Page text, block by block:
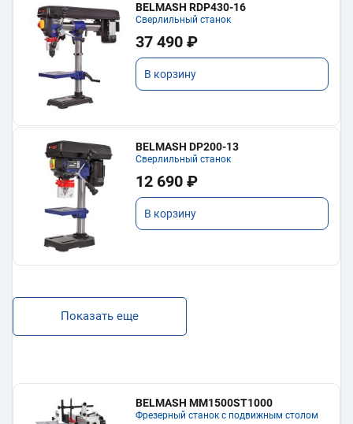
BELMASH RDP430-16
Сверлильный станок
37 490 ₽
В корзину
BELMASH DP200-13
Сверлильный станок
12 690 ₽
В корзину
Показать еще
BELMASH MM1500ST1000
Фрезерный станок с подвижным столом